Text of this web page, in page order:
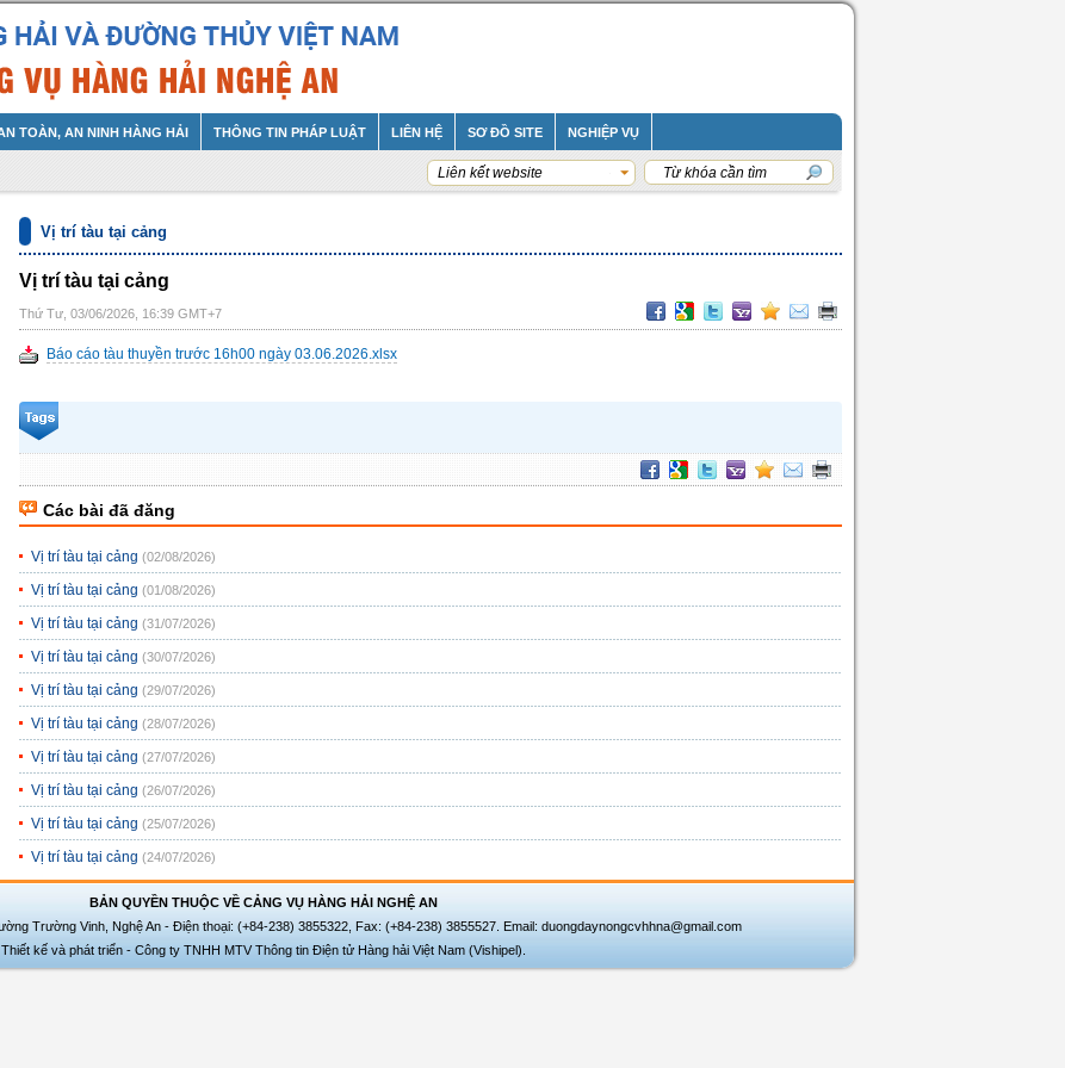
TOÀN, AN NINH HÀNG HẢI THÔNG TIN PHÁP LUẬT LIÊN HỆ SƠ ĐỒ SITE NGHIỆP VỤ
Liên kết website
Vị trí tàu tại cảng
Vị trí tàu tại cảng
Thứ Tư, 03/06/2026, 16:39 GMT+7
Báo cáo tàu thuyền trước 16h00 ngày 03.06.2026.xlsx
Các bài đã đăng
Vị trí tàu tại cảng (02/08/2026)
Vị trí tàu tại cảng (01/08/2026)
Vị trí tàu tại cảng (31/07/2026)
Vị trí tàu tại cảng (30/07/2026)
Vị trí tàu tại cảng (29/07/2026)
Vị trí tàu tại cảng (28/07/2026)
Vị trí tàu tại cảng (27/07/2026)
Vị trí tàu tại cảng (26/07/2026)
Vị trí tàu tại cảng (25/07/2026)
Vị trí tàu tại cảng (24/07/2026)
BẢN QUYỀN THUỘC VỀ CẢNG VỤ HÀNG HẢI NGHỆ AN
Trường Vinh, Nghệ An - Điện thoại: (+84-238) 3855322, Fax: (+84-238) 3855527. Email: duongdaynongcvhhna@gmail.com
Thiết kế và phát triển - Công ty TNHH MTV Thông tin Điện tử Hàng hải Việt Nam (Vishipel).